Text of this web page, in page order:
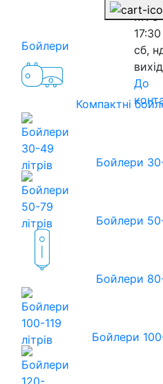
пт:
17:30
сб,
До
Бойлери
Компактні
Бойлери
Бойлери
Бойлери
Бойлери